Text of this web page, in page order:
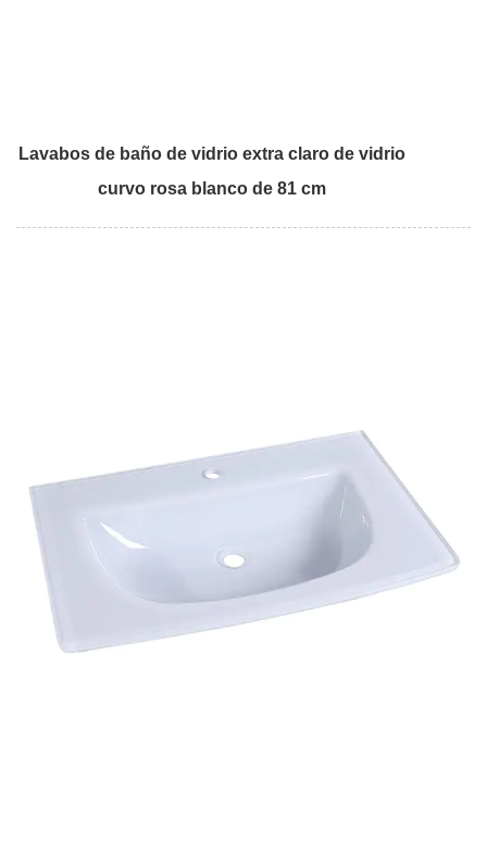
Lavabos de baño de vidrio extra claro de vidrio
curvo rosa blanco de 81 cm